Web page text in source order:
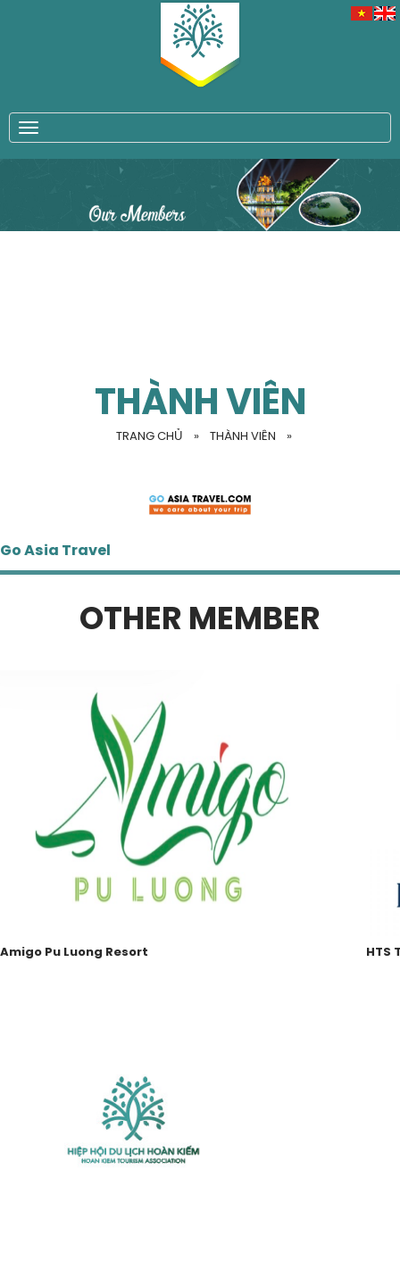
THÀNH VIÊN
TRANG CHỦ » THÀNH VIÊN »
Go Asia Travel
OTHER MEMBER
Amigo Pu Luong Resort HTS